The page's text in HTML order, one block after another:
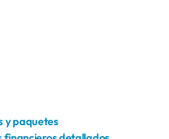
y paquetes